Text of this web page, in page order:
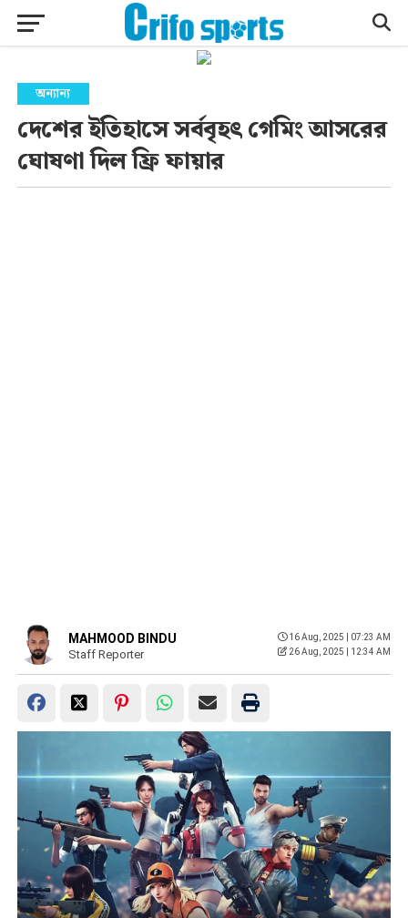
অন্যান্য
দেশের ইতিহাসে সর্ববৃহৎ গেমিং আসরের
ঘোষণা দিল ফ্রি ফায়ার
MAHMOOD BINDU
Staff Reporter
16 Aug, 2025 | 07:23 AM
26 Aug, 2025 | 12:34 AM